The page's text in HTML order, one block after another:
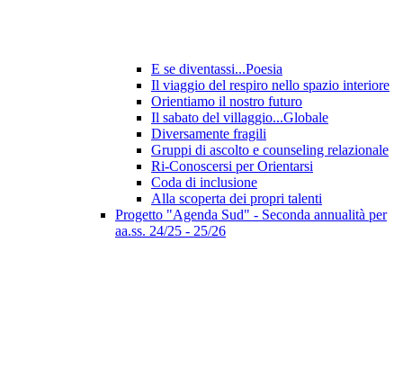
E se diventassi...Poesia
Il viaggio del respiro nello spazio interiore
Orientiamo il nostro futuro
Il sabato del villaggio...Globale
Diversamente fragili
Gruppi di ascolto e counseling relazionale
Ri-Conoscersi per Orientarsi
Coda di inclusione
Alla scoperta dei propri talenti
Progetto "Agenda Sud" - Seconda annualità per
aa.ss. 24/25 - 25/26